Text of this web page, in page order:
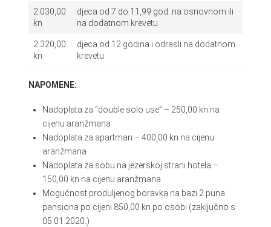
2.030,00
kn
djeca od 7 do 11,99 god. na osnovnom ili
na dodatnom krevetu
2.320,00
kn
djeca od 12 godina i odrasli na dodatnom
krevetu
NAPOMENE:
Nadoplata za “double solo use” – 250,00 kn na
cijenu aranžmana
Nadoplata za apartman – 400,00 kn na cijenu
aranžmana
Nadoplata za sobu na jezerskoj strani hotela –
150,00 kn na cijenu aranžmana
Mogućnost produljenog boravka na bazi 2 puna
pansiona po cijeni 850,00 kn po osobi (zaključno s
05.01.2020.)